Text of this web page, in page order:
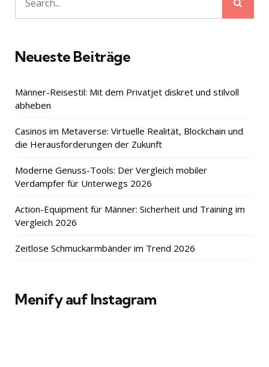
Search
for:
Neueste Beiträge
Männer-Reisestil: Mit dem Privatjet diskret und stilvoll
abheben
Casinos im Metaverse: Virtuelle Realität, Blockchain und
die Herausforderungen der Zukunft
Moderne Genuss-Tools: Der Vergleich mobiler
Verdampfer für Unterwegs 2026
Action-Equipment für Männer: Sicherheit und Training im
Vergleich 2026
Zeitlose Schmuckarmbänder im Trend 2026
Menify auf Instagram